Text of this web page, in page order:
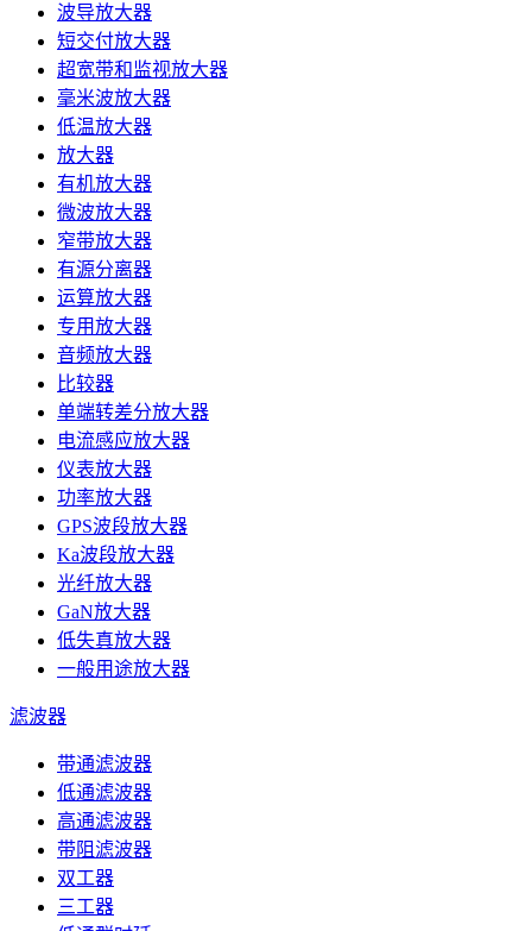
波导放大器
短交付放大器
超宽带和监视放大器
毫米波放大器
低温放大器
放大器
有机放大器
微波放大器
窄带放大器
有源分离器
运算放大器
专用放大器
音频放大器
比较器
单端转差分放大器
电流感应放大器
仪表放大器
功率放大器
GPS波段放大器
Ka波段放大器
光纤放大器
GaN放大器
低失真放大器
一般用途放大器
滤波器
带通滤波器
低通滤波器
高通滤波器
带阻滤波器
双工器
三工器